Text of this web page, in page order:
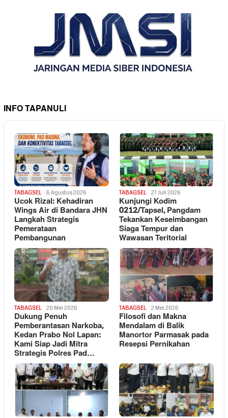
INFO TAPANULI
TABAGSEL 6 Agustus 2026
Ucok Rizal: Kehadiran
Wings Air di Bandara JHN
Langkah Strategis
Pemerataan
Pembangunan
TABAGSEL 27 Juli 2026
Kunjungi Kodim
0212/Tapsel, Pangdam
Tekankan Keseimbangan
Siaga Tempur dan
Wawasan Teritorial
TABAGSEL 20 Mei 2026
Dukung Penuh
Pemberantasan Narkoba,
Kedan Prabo Nol Lapan:
Kami Siap Jadi Mitra
Strategis Polres Pad…
TABAGSEL 2 Mei 2026
Filosofi dan Makna
Mendalam di Balik
Manortor Parmasak pada
Resepsi Pernikahan